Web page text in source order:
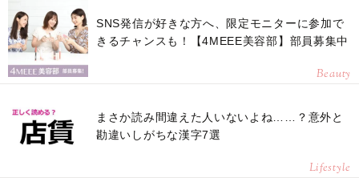
SNS発信が好きな方へ、限定モニターに参加で
きるチャンスも！【4MEEE美容部】部員募集中
Beauty
まさか読み間違えた人いないよね……？意外と
勘違いしがちな漢字7選
Lifestyle